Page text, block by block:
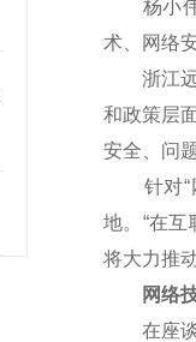
杨小伟
术、网络
浙江远
和政策层
安全、问
针对“网
地。“在
将大力推
网络技
在座谈